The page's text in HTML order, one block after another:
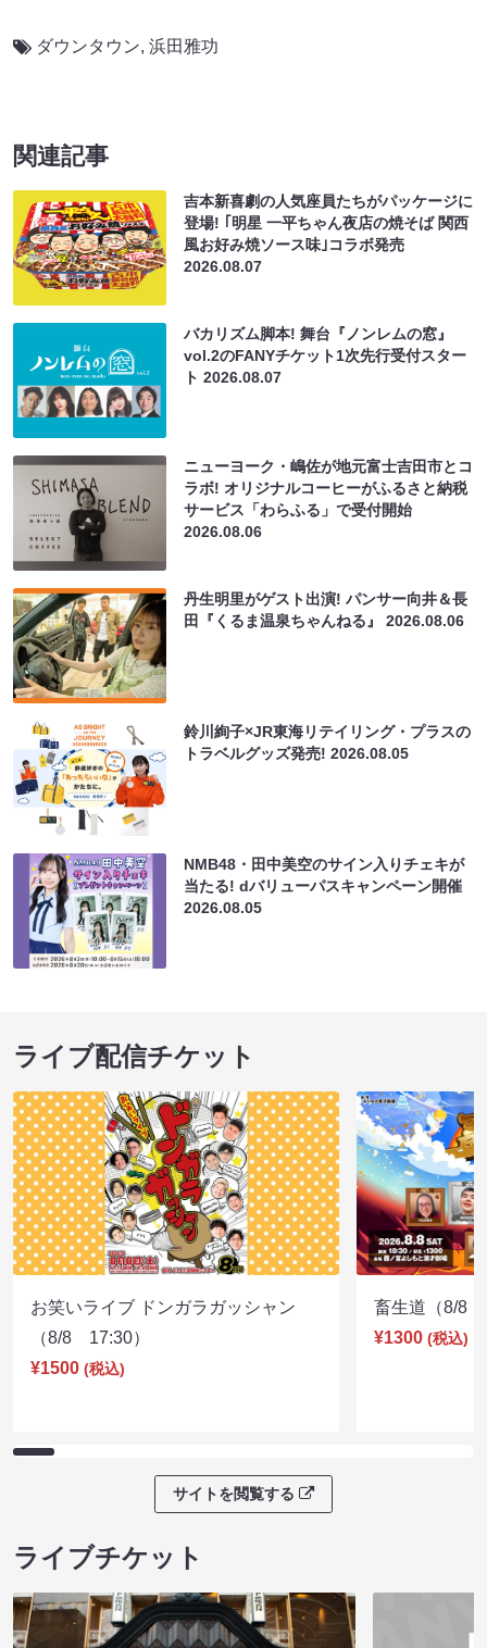
ダウンタウン, 浜田雅功
関連記事
吉本新喜劇の人気座員たちがパッケージに
登場! ｢明星 一平ちゃん夜店の焼そば 関西
風お好み焼ソース味｣コラボ発売
2026.08.07
バカリズム脚本! 舞台『ノンレムの窓』
vol.2のFANYチケット1次先行受付スター
ト2026.08.07
ニューヨーク・嶋佐が地元富士吉田市とコ
ラボ! オリジナルコーヒーがふるさと納税
サービス「わらふる」で受付開始
2026.08.06
丹生明里がゲスト出演! パンサー向井＆長
田『くるま温泉ちゃんねる』2026.08.06
鈴川絢子×JR東海リテイリング・プラスの
トラベルグッズ発売!2026.08.05
NMB48・田中美空のサイン入りチェキが
当たる! dバリューパスキャンペーン開催
2026.08.05
ライブ配信チケット
お笑いライブ ドンガラガッシャン
（8/8 17:30）
¥1500 (税込)
畜生道（8/8
¥1300 (税込)
サイトを閲覧する
ライブチケット